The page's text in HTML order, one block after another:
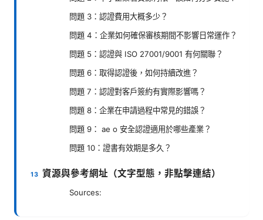
問題 3：認證費用大概多少？
問題 4：企業如何確保審核期間不影響日常運作？
問題 5：認證與 ISO 27001/9001 有何關聯？
問題 6：取得認證後，如何持續改進？
問題 7：認證對客戶簽約有實際影響嗎？
問題 8：企業在申請過程中常見的錯誤？
問題 9： ae o 安全認證適用於哪些產業？
問題 10：證書有效期是多久？
資源與參考網址（文字型態，非點擊連結）
Sources: